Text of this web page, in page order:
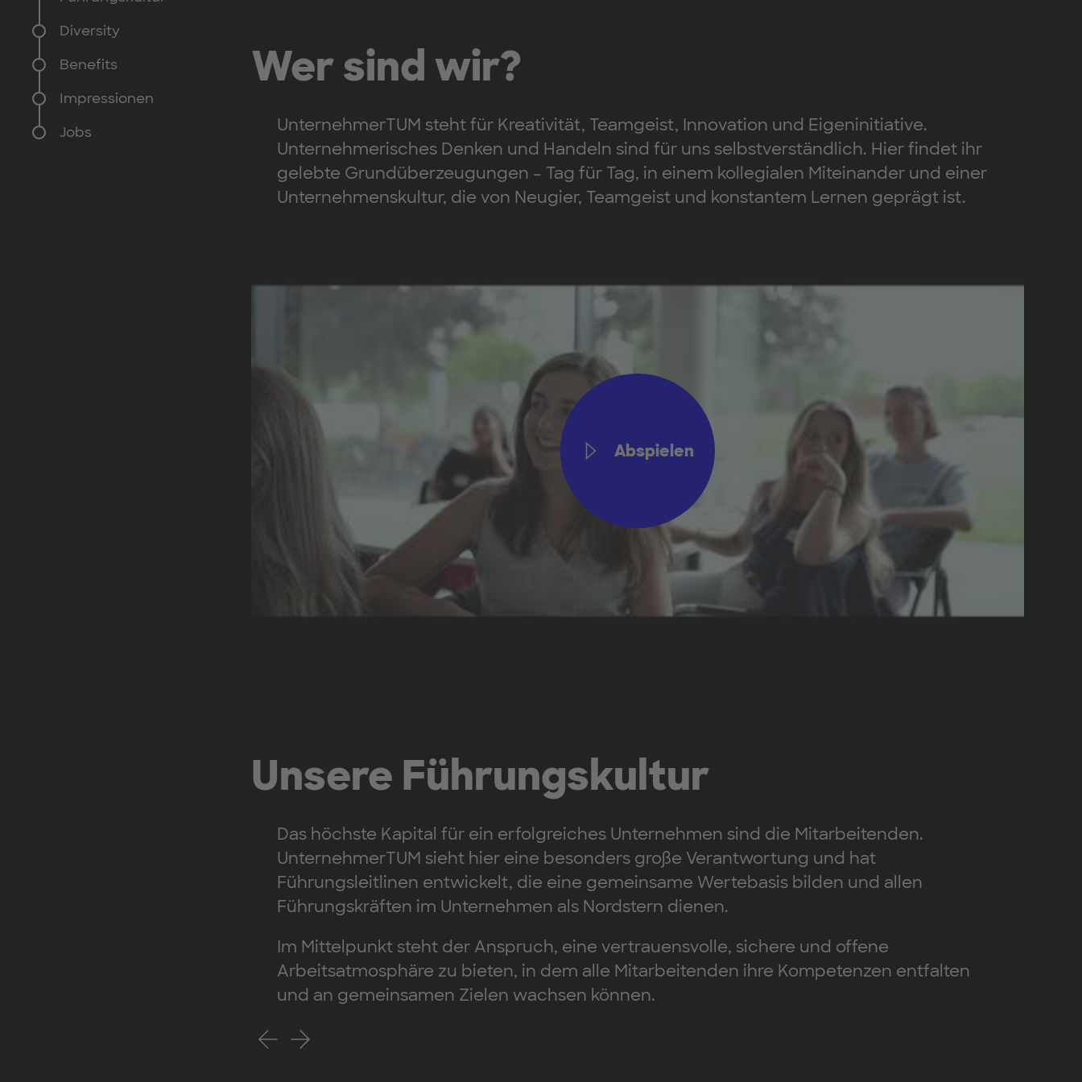
Diversity
Benefits
Impressionen
Jobs
Wer sind wir?
UnternehmerTUM steht für Kreativität, Teamgeist, Innovation und Eigeninitiative.
Unternehmerisches Denken und Handeln sind für uns selbstverständlich. Hier findet ihr
gelebte Grundüberzeugungen – Tag für Tag, in einem kollegialen Miteinander und einer
Unternehmenskultur, die von Neugier, Teamgeist und konstantem Lernen geprägt ist.
Abspielen
Unsere Führungskultur
Das höchste Kapital für ein erfolgreiches Unternehmen sind die Mitarbeitenden.
UnternehmerTUM sieht hier eine besonders große Verantwortung und hat
Führungsleitlinen entwickelt, die eine gemeinsame Wertebasis bilden und allen
Führungskräften im Unternehmen als Nordstern dienen.
Im Mittelpunkt steht der Anspruch, eine vertrauensvolle, sichere und offene
Arbeitsatmosphäre zu bieten, in dem alle Mitarbeitenden ihre Kompetenzen entfalten
und an gemeinsamen Zielen wachsen können.
Voriges Slide
Nächstes Slide